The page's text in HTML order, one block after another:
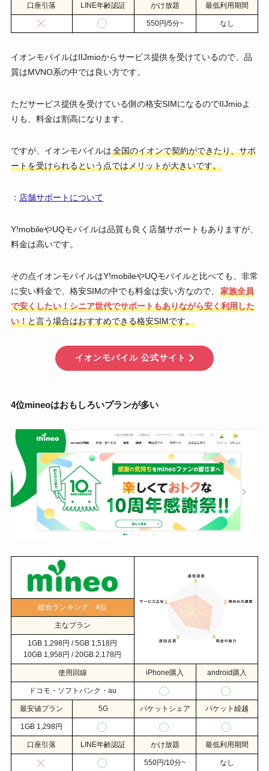
口座引落 LINE年齢認証 かけ放題 最低利用期間
550円/5分~ なし
イオンモバイルはIIJmioからサービス提供を受けているので、品
質はMVNO系の中では良い方です。
ただサービス提供を受けている側の格安SIMになるのでIIJmioよ
りも、料金は割高になります。
ですが、イオンモバイルは全国のイオンで契約ができたり、サポ
ートを受けられるという点ではメリットが大きいです。
： 店舗サポートについて
Y!mobileやUQモバイルは品質も良く店舗サポートもありますが、
料金は高いです。
その点イオンモバイルはY!mobileやUQモバイルと比べても、非常
に安い料金で、格安SIMの中でも料金は安い方なので、
家族全員
で安くしたい！シニア世代でサポートもありながら安く利用した
い！と言う場合はおすすめできる格安SIMです。
イオンモバイル 公式サイト
4位mineoはおもしろいプランが多い
総合ランキング 4位
主なプラン
1GB 1,298円 / 5GB 1,518円
10GB 1,958円 / 20GB 2,178円
使用回線 iPhone購入 android購入
ドコモ・ソフトバンク・au
最安値プラン 5G パケットシェア パケット繰越
1GB 1,298円
口座引落 LINE年齢認証 かけ放題 最低利用期間
550円/10分~ なし